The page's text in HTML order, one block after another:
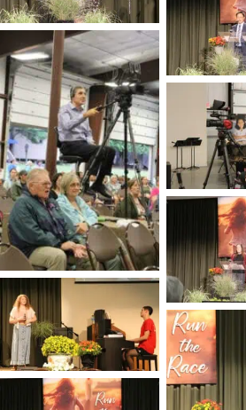
No
President, Titus
Naftanaila
Amir
No
No Caption
No